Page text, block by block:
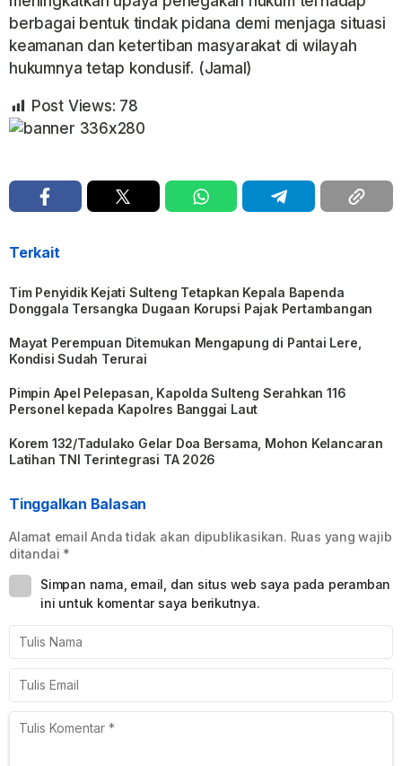
berbagai bentuk tindak pidana demi menjaga situasi
keamanan dan ketertiban masyarakat di wilayah
hukumnya tetap kondusif. (Jamal)
Post Views: 78
Terkait
Tim Penyidik Kejati Sulteng Tetapkan Kepala Bapenda
Donggala Tersangka Dugaan Korupsi Pajak Pertambangan
Mayat Perempuan Ditemukan Mengapung di Pantai Lere,
Kondisi Sudah Terurai
Pimpin Apel Pelepasan, Kapolda Sulteng Serahkan 116
Personel kepada Kapolres Banggai Laut
Korem 132/Tadulako Gelar Doa Bersama, Mohon Kelancaran
Latihan TNI Terintegrasi TA 2026
Tinggalkan Balasan
Alamat email Anda tidak akan dipublikasikan. Ruas yang wajib
ditandai *
Simpan nama, email, dan situs web saya pada peramban
ini untuk komentar saya berikutnya.